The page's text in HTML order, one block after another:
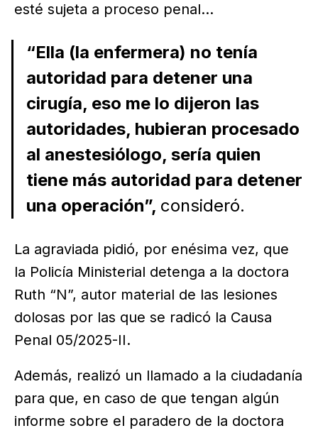
esté sujeta a proceso penal...
“Ella (la enfermera) no tenía
autoridad para detener una
cirugía, eso me lo dijeron las
autoridades, hubieran procesado
al anestesiólogo, sería quien
tiene más autoridad para detener
una operación”, consideró.
La agraviada pidió, por enésima vez, que
la Policía Ministerial detenga a la doctora
Ruth “N”, autor material de las lesiones
dolosas por las que se radicó la Causa
Penal 05/2025-II.
Además, realizó un llamado a la ciudadanía
para que, en caso de que tengan algún
informe sobre el paradero de la doctora